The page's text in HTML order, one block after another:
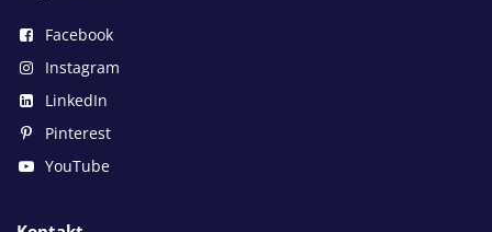
Facebook
Instagram
LinkedIn
Pinterest
YouTube